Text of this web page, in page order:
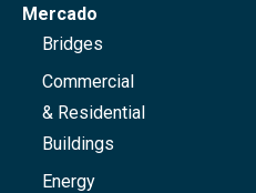
Mercado
Bridges
Commercial
& Residential
Buildings
Energy